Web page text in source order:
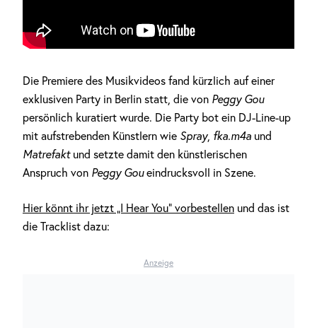
Die Premiere des Musikvideos fand kürzlich auf einer
exklusiven Party in Berlin statt, die von Peggy Gou
persönlich kuratiert wurde. Die Party bot ein DJ-Line-up
mit aufstrebenden Künstlern wie Spray, fka.m4a und
Matrefakt und setzte damit den künstlerischen
Anspruch von Peggy Goueindrucksvoll in Szene.
Hier könnt ihr jetzt „I Hear You“ vorbestellen und das ist
die Tracklist dazu:
Anzeige